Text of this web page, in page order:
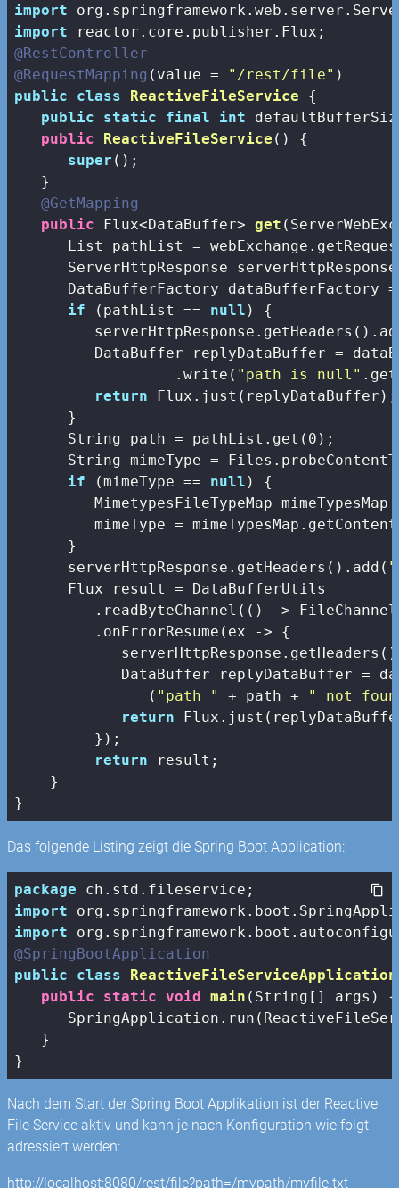
import
import
@RestController
@RequestMapping (value = "/rest/file"
public
class ReactiveFileService
{
public
static final int
public
ReactiveFileService ()
{
super ();
   }
@GetMapping
public Flux<DataBuffer> get
      List
pathList =
ServerHttpResponse
DataBufferFactory dataBufferFactory
if (pathList == null ) {
DataBuffer replyDataBuffer =
                  .write(
"path is null"
return Flux.just(replyDataBuffer);
      }
      String path = pathList.get(
0 );
String mimeType =
if (mimeType == null ) {
MimetypesFileTypeMap
mimeType =
      }
      serverHttpResponse.getHeaders().add(
      Flux
result = DataBufferUtils
.readByteChannel(() ->
         .onErrorResume(ex -> {
DataBuffer replyDataBuffer =
               (
"path " + path + " not
return
         });
return result;
    }
Das folgende Listing zeigt die Spring Boot Application:
package
import
import
@SpringBootApplication
public
class
ReactiveFileServiceApplication
public
static void main (String[] args)
{
   }
Nach dem Start der Spring Boot Applikation ist der Reactive
File Service aktiv und kann je nach Konfiguration wie folgt
adressiert werden:
http://localhost:8080/rest/file?path=/mypath/myfile.txt